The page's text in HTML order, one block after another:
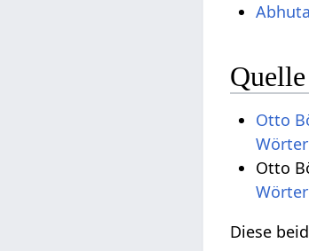
Abhuta
Quelle
Otto
Otto
Diese